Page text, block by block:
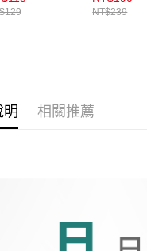
NT$239
明 相關推薦